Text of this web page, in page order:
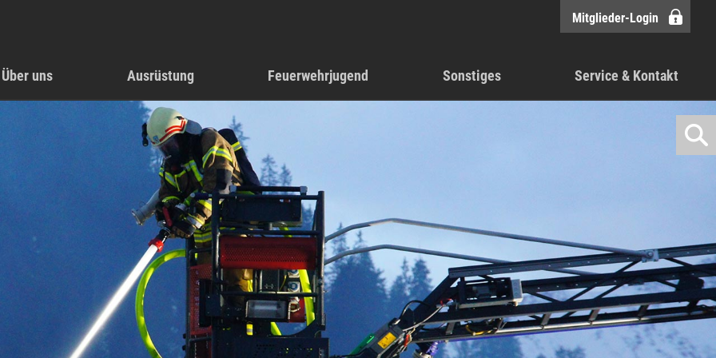
Über uns Ausrüstung Feuerwehrjugend Sonstiges Service & Kontakt
Mitglieder-Login